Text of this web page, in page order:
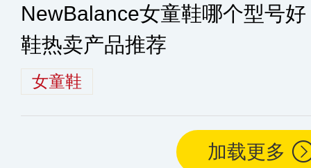
NewBalance女童鞋哪个型号
鞋热卖产品推荐
女童鞋
加载更多